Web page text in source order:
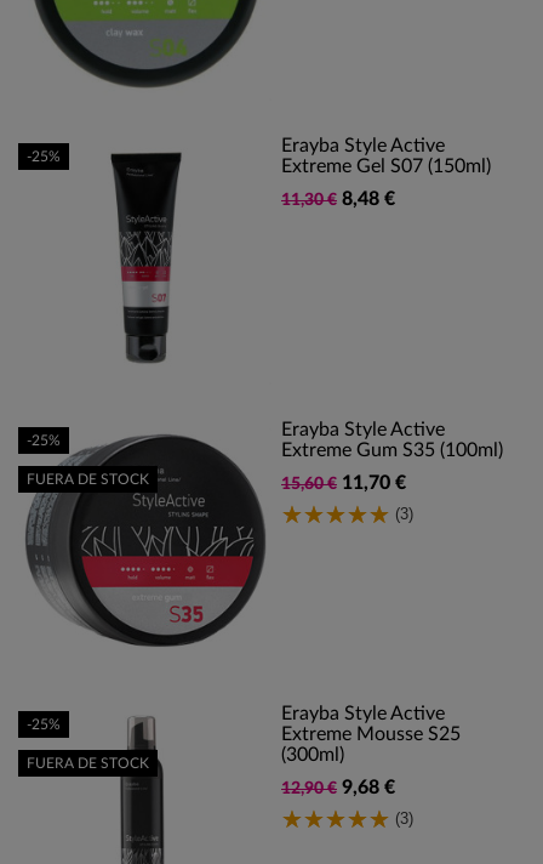
Erayba Style Active
Extreme Gel S07 (150ml)
11,30 € 8,48 €
-25%
Erayba Style Active
Extreme Gum S35 (100ml)
15,60 € 11,70 €
(3)
-25%
FUERA DE STOCK
Erayba Style Active
Extreme Mousse S25
(300ml)
12,90 € 9,68 €
(3)
-25%
FUERA DE STOCK